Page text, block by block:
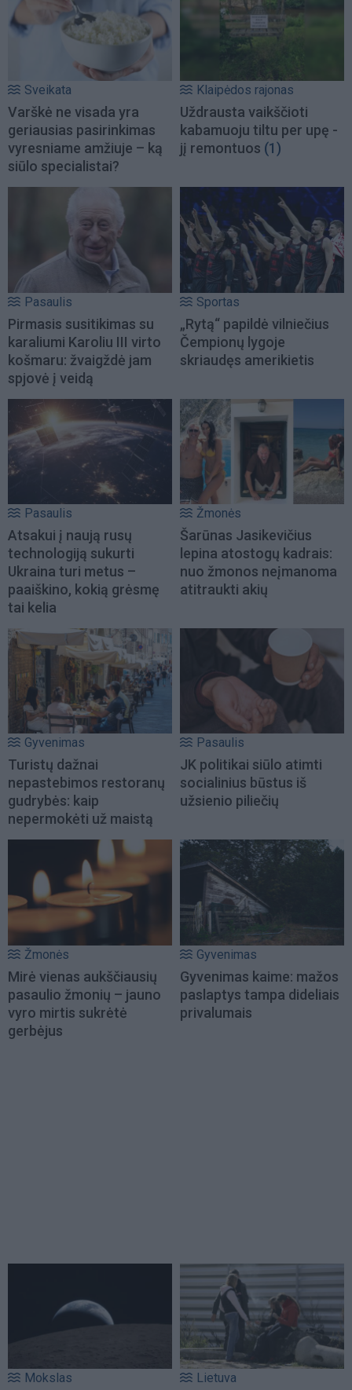
Sveikata
Varškė ne visada yra
geriausias pasirinkimas
vyresniame amžiuje – ką
siūlo specialistai?
Klaipėdos rajonas
Uždrausta vaikščioti
kabamuoju tiltu per upę -
jį remontuos (1)
Pasaulis
Pirmasis susitikimas su
karaliumi Karoliu III virto
košmaru: žvaigždė jam
spjovė į veidą
Sportas
„Rytą“ papildė vilniečius
Čempionų lygoje
skriaudęs amerikietis
Pasaulis
Atsakui į naują rusų
technologiją sukurti
Ukraina turi metus –
paaiškino, kokią grėsmę
tai kelia
Žmonės
Šarūnas Jasikevičius
lepina atostogų kadrais:
nuo žmonos neįmanoma
atitraukti akių
Gyvenimas
Turistų dažnai
nepastebimos restoranų
gudrybės: kaip
nepermokėti už maistą
Pasaulis
JK politikai siūlo atimti
socialinius būstus iš
užsienio piliečių
Žmonės
Mirė vienas aukščiausių
pasaulio žmonių – jauno
vyro mirtis sukrėtė
gerbėjus
Gyvenimas
Gyvenimas kaime: mažos
paslaptys tampa dideliais
privalumais
Mokslas Lietuva